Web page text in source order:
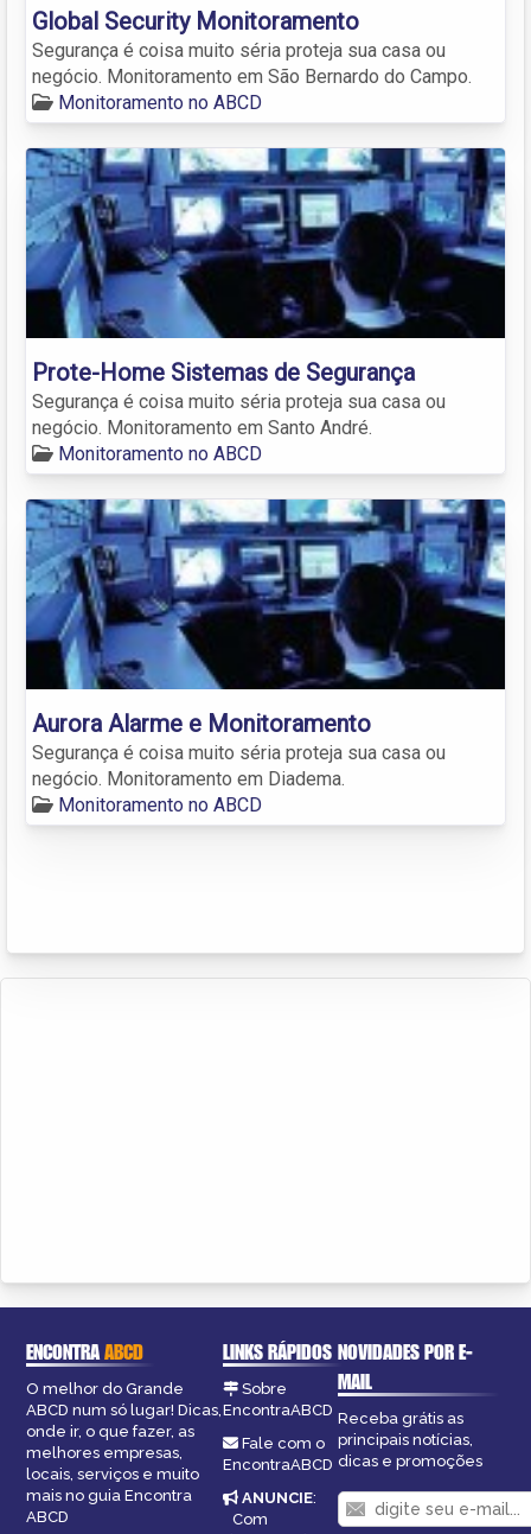
Global Security Monitoramento
Segurança é coisa muito séria proteja sua casa ou
negócio. Monitoramento em São Bernardo do Campo.
Monitoramento no ABCD
Prote-Home Sistemas de Segurança
Segurança é coisa muito séria proteja sua casa ou
negócio. Monitoramento em Santo André.
Monitoramento no ABCD
Aurora Alarme e Monitoramento
Segurança é coisa muito séria proteja sua casa ou
negócio. Monitoramento em Diadema.
Monitoramento no ABCD
ENCONTRAABCD
O melhor do Grande
ABCD num só lugar! Dicas,
onde ir, o que fazer, as
melhores empresas,
locais, serviços e muito
mais no guia Encontra
ABCD
LINKS RÁPIDOS
Sobre
EncontraABCD
Fale com o
EncontraABCD
ANUNCIE:
Com
NOVIDADES POR E-
MAIL
Receba grátis as
principais notícias,
dicas e promoções